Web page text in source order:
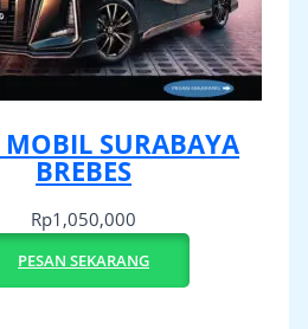
MOBIL SURABAYA
BREBES
Rp1,050,000
PESAN SEKARANG